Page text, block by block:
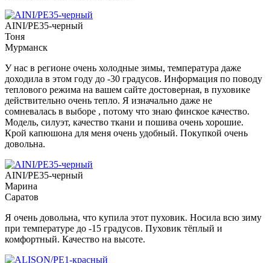
AINI/PE35-черный
Тоня
Мурманск
У нас в регионе очень холодные зимы, температура даже
доходила в этом году до -30 градусов. Информация по поводу
теплового режима на вашем сайте достоверная, в пуховике
действительно очень тепло. Я изначально даже не
сомневалась в выборе , потому что знаю финское качество.
Модель, силуэт, качество ткани и пошива очень хорошие.
Крой капюшона для меня очень удобный. Покупкой очень
довольна.
AINI/PE35-черный
Марина
Саратов
Я очень довольна, что купила этот пуховик. Носила всю зиму
при температуре до -15 градусов. Пуховик тёплый и
комфортный. Качество на высоте.